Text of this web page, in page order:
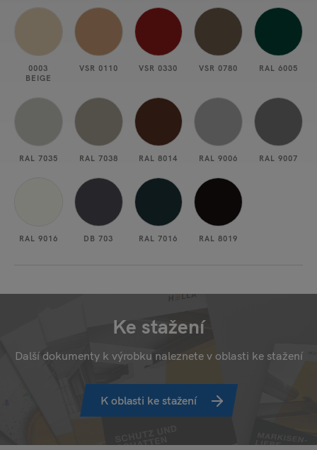
0003
BEIGE
VSR 0110 VSR 0330 VSR 0780 RAL 6005
RAL 7035 RAL 7038 RAL 8014 RAL 9006 RAL 9007
RAL 9016 DB 703 RAL 7016 RAL 8019
Ke stažení
Další dokumenty k výrobku naleznete v oblasti ke stažení
K oblasti ke stažení